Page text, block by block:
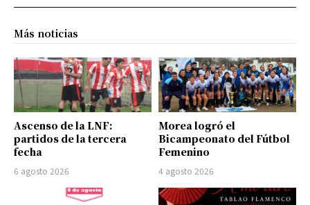
Más noticias
Ascenso de la LNF:
partidos de la tercera
fecha
6 agosto 2026
Morea logró el
Bicampeonato del Fútbol
Femenino
4 agosto 2026